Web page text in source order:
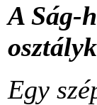
A Ság-
Egy